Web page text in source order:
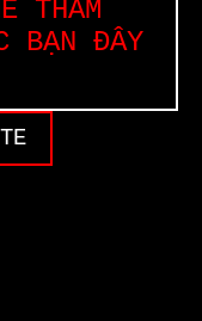
THĂM
BẠN ĐÂY